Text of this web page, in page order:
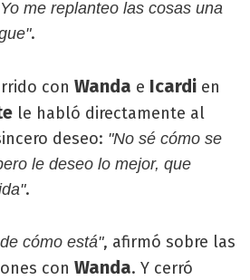
me replanteo las cosas una
.
con Wanda e Icardi en
le habló directamente al
deseo: "No sé cómo se
le deseo lo mejor, que
.
cómo está", afirmó sobre las
con Wanda. Y cerró